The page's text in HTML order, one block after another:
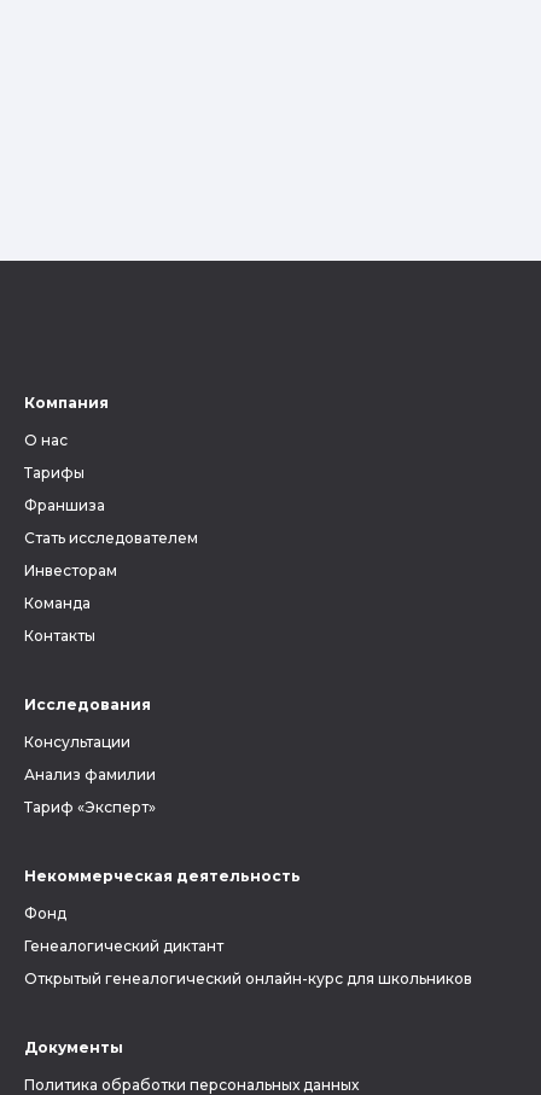
Компания
О нас
Тарифы
Франшиза
Стать исследователем
Инвесторам
Команда
Контакты
Исследования
Консультации
Анализ фамилии
Тариф «Эксперт»
Некоммерческая деятельность
Фонд
Генеалогический диктант
Открытый генеалогический онлайн-курс для школьников
Документы
Политика обработки персональных данных